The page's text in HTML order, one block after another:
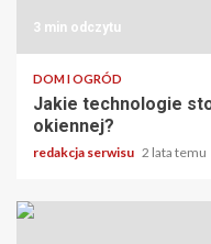
3 min odczytu
DOM I OGRÓD
Jakie technologie
okiennej?
redakcja serwisu 2 lata temu